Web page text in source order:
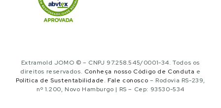
Extramold JOMO © – CNPJ 97.258.545/0001-34. Todos os
direitos reservados. Conheça nosso Código de Conduta e
Política de Sustentabilidade. Fale conosco – Rodovia RS-239,
nº 1.200, Novo Hamburgo | RS – Cep: 93530-534